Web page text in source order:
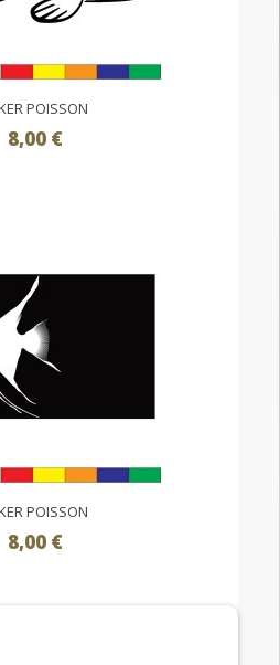
POISSON
8,00 €
POISSON
8,00 €